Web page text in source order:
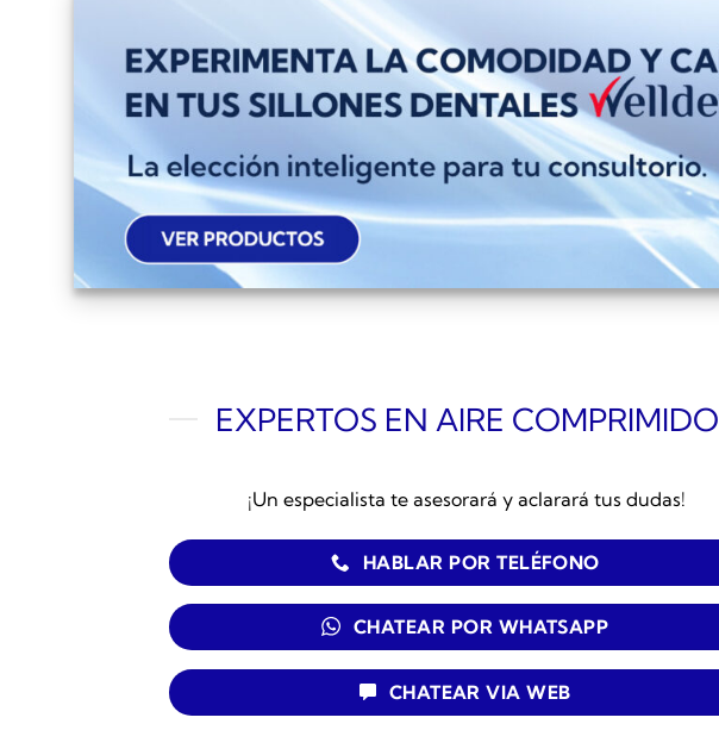
EXPERTOS EN AIRE COMPRIMIDO
¡Un especialista te asesorará y aclarará tus dudas!
HABLAR POR TELÉFONO
CHATEAR POR WHATSAPP
CHATEAR VIA WEB